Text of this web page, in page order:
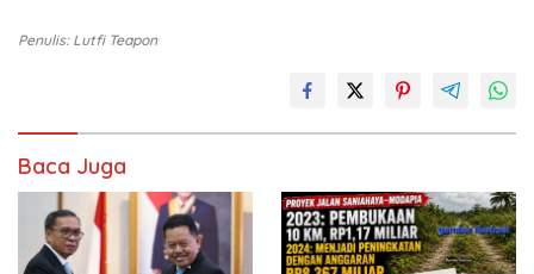
oleh Timsel. "Sebab salah
Penulis: Lutfi Teapon
Baca Juga